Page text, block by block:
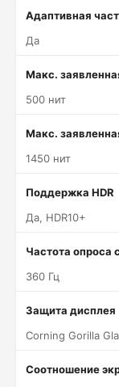
Адаптивная
Да
Макс.
500 нит
Макс.
1450 нит
Поддержка HDR
Да, HDR10+
Частота опроса
360 Гц
Защита дисплея
Corning Gorilla
Соотношение